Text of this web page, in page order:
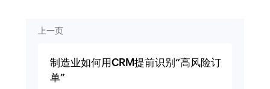
上一页
制造业如何用CRM提前识别“高风险订
单”